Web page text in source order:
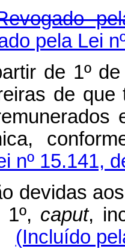
pela Lei
de 1º
de
nº 15.141,
devidas
caput,
(Incluído